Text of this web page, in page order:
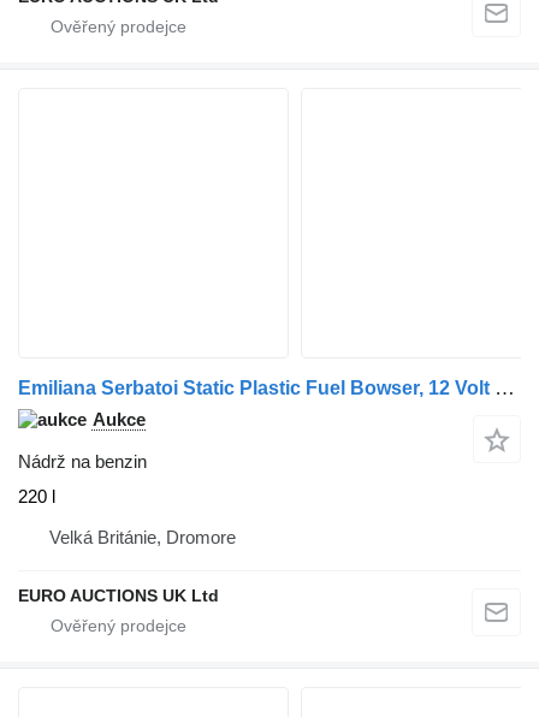
Emiliana Serbatoi Static Plastic Fuel Bowser, 12 Volt Electric Pump
Aukce
Nádrž na benzin
220 l
Velká Británie, Dromore
EURO AUCTIONS UK Ltd